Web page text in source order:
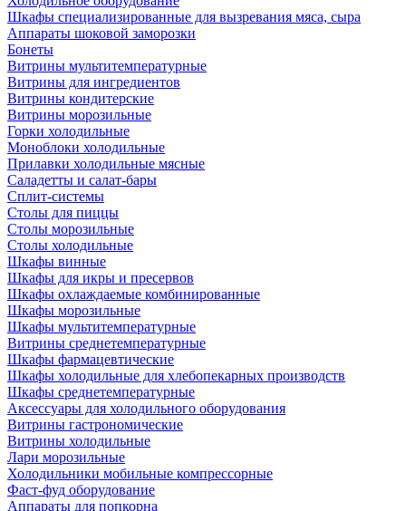
Шкафы специализированные для вызревания мяса, сыра
Аппараты шоковой заморозки
Бонеты
Витрины мультитемпературные
Витрины для ингредиентов
Витрины кондитерские
Витрины морозильные
Горки холодильные
Моноблоки холодильные
Прилавки холодильные мясные
Саладетты и салат-бары
Сплит-системы
Столы для пиццы
Столы морозильные
Столы холодильные
Шкафы винные
Шкафы для икры и пресервов
Шкафы охлаждаемые комбинированные
Шкафы морозильные
Шкафы мультитемпературные
Витрины среднетемпературные
Шкафы фармацевтические
Шкафы холодильные для хлебопекарных производств
Шкафы среднетемпературные
Аксессуары для холодильного оборудования
Витрины гастрономические
Витрины холодильные
Лари морозильные
Холодильники мобильные компрессорные
Фаст-фуд оборудование
Аппараты для попкорна